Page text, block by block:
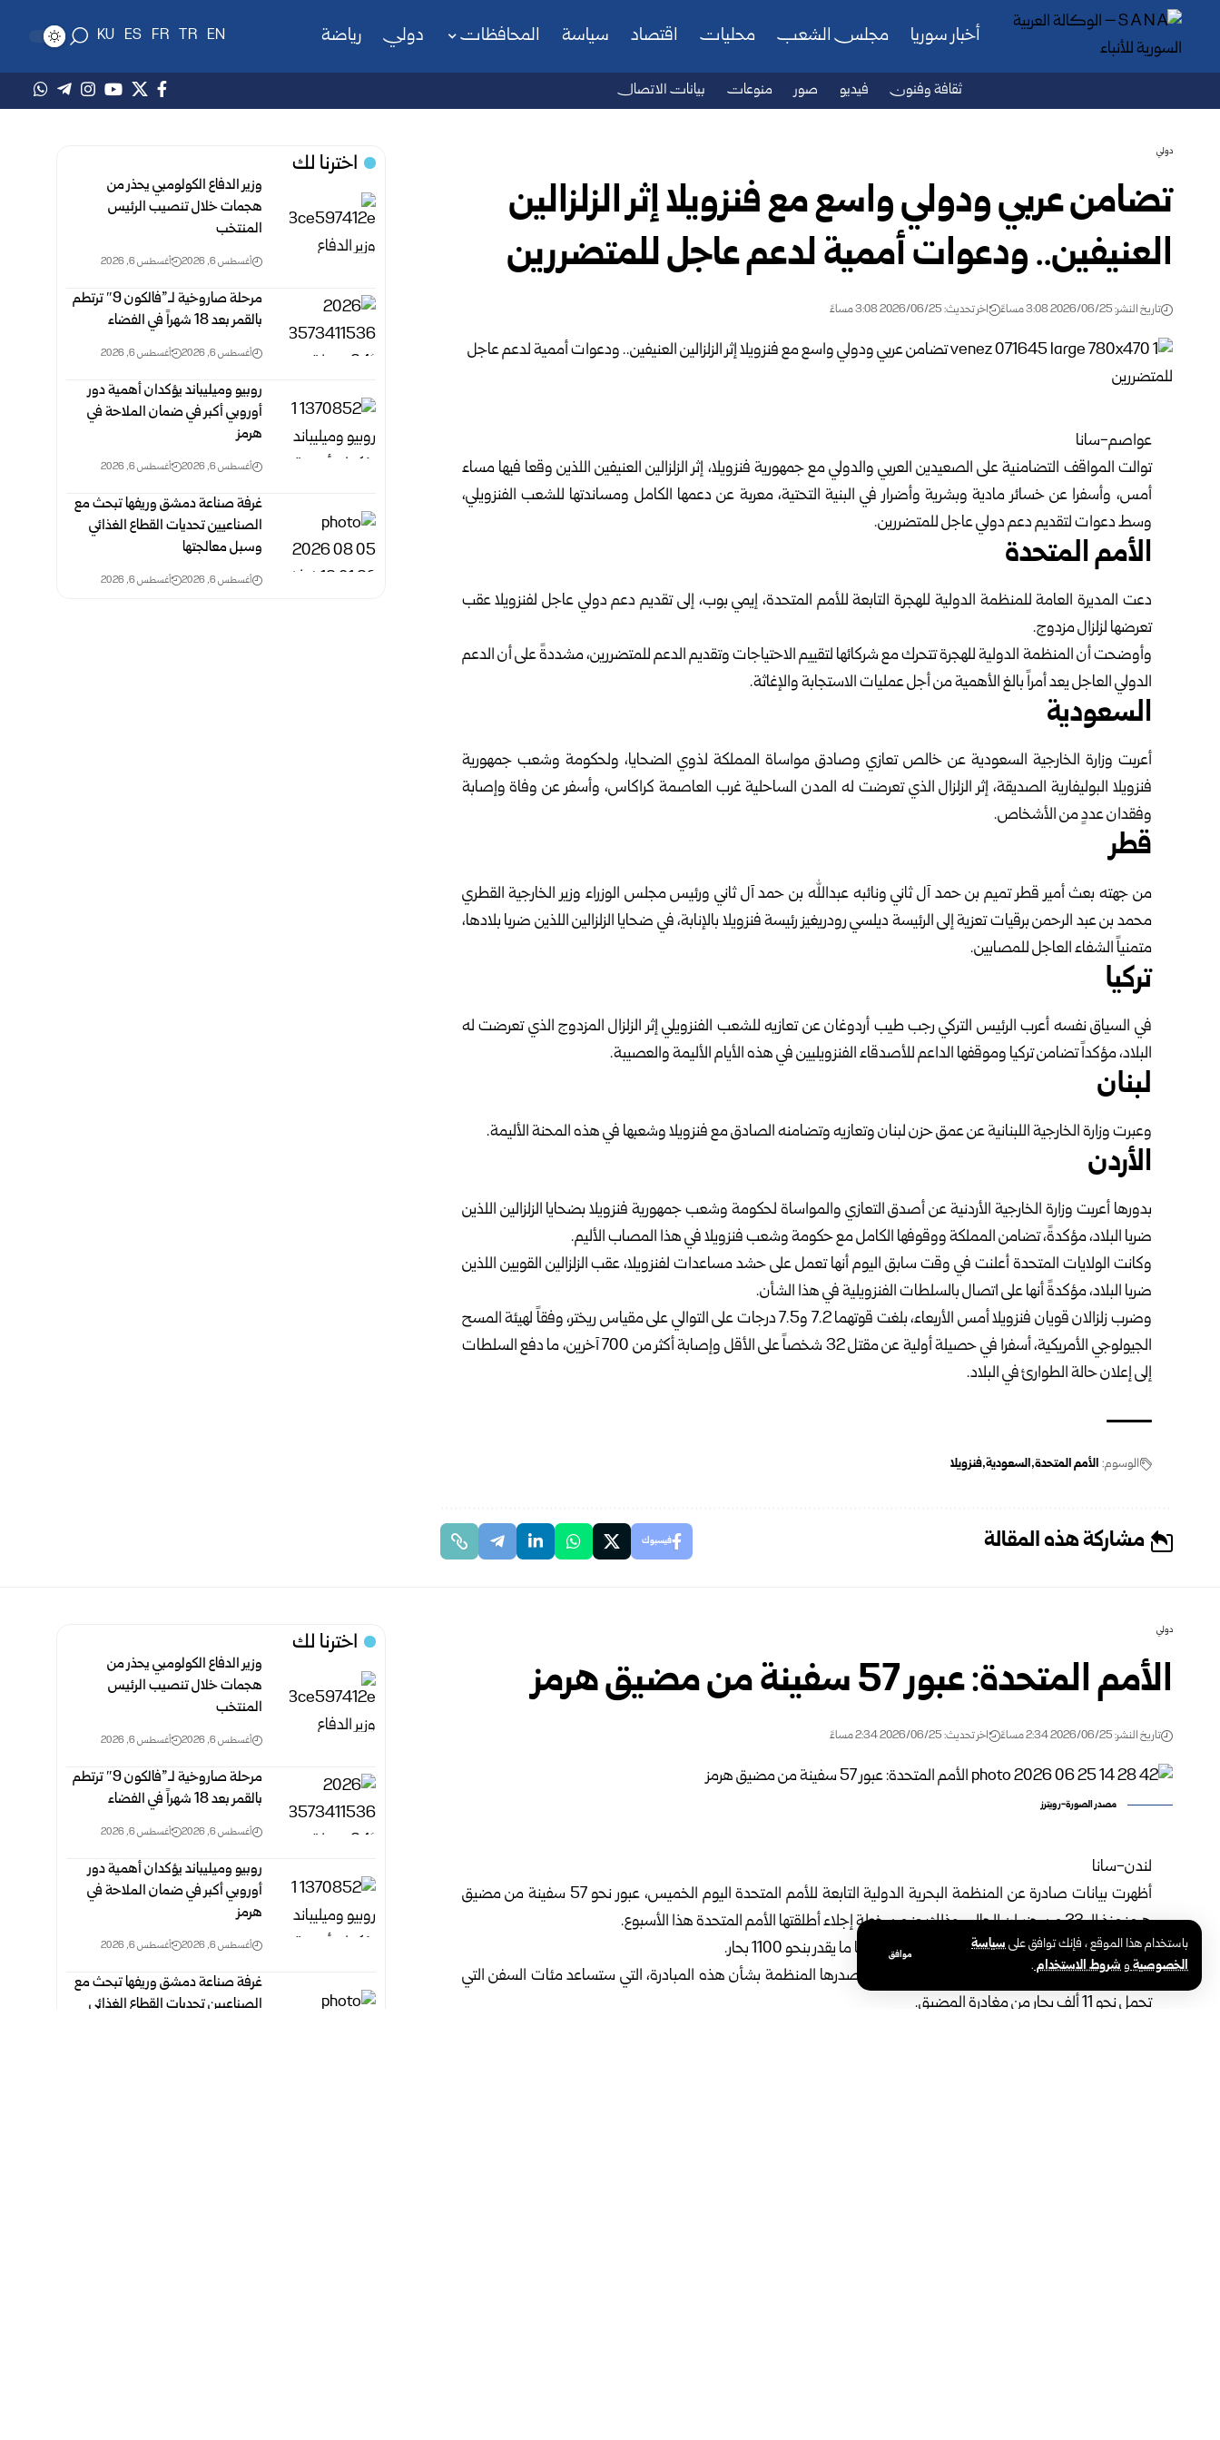
باستخدام هذا الموقع ، فإنك توافق علىسياسة
الخصوصيةوشروط الاستخدام.
موافق
أخبار سوريا مجلس الشعب محليات اقتصاد سياسة المحافظات دولي رياضة EN
TR
FR
ES
KU
ثقافة وفنون فيديو صور منوعات بيانات الاتصال
دولي
تضامن عربي ودولي واسع مع فنزويلا إثر الزلزالين
العنيفين.. ودعوات أممية لدعم عاجل للمتضررين
تاريخ النشر: 2026/06/25 3:08 مساءً اخر تحديث: 2026/06/25 3:08 مساءً
عواصم-سانا
توالت المواقف التضامنية على الصعيدين العربي والدولي مع جمهورية فنزويلا، إثر الزلزالين العنيفين اللذين وقعا فيها مساء
أمس، وأسفرا عن خسائر مادية وبشرية وأضرار في البنية التحتية، معربة عن دعمها الكامل ومساندتها للشعب الفنزويلي،
وسط دعوات لتقديم دعم دولي عاجل للمتضررين.
الأمم المتحدة
دعت المديرة العامة للمنظمة الدولية للهجرة التابعة للأمم المتحدة، إيمي بوب، إلى تقديم دعم دولي عاجل لفنزويلا عقب
تعرضها لزلزال مزدوج.
وأوضحت أن المنظمة الدولية للهجرة تتحرك مع شركائها لتقييم الاحتياجات وتقديم الدعم للمتضررين، مشددةً على أن الدعم
الدولي العاجل يعد أمراً بالغ الأهمية من أجل عمليات الاستجابة والإغاثة.
السعودية
أعربت وزارة الخارجية السعودية عن خالص تعازي وصادق مواساة المملكة لذوي الضحايا، ولحكومة وشعب جمهورية
فنزويلا البوليفارية الصديقة، إثر الزلزال الذي تعرضت له المدن الساحلية غرب العاصمة كراكاس، وأسفر عن وفاة وإصابة
وفقدان عددٍ من الأشخاص.
قطر
من جهته بعث أمير قطر تميم بن حمد آل ثاني ونائبه عبدالله بن حمد آل ثاني ورئيس مجلس الوزراء وزير الخارجية القطري
محمد بن عبد الرحمن برقيات تعزية إلى الرئيسة ديلسي رودريغيز رئيسة فنزويلا بالإنابة، في ضحايا الزلزالين اللذين ضربا بلادها،
متمنياً الشفاء العاجل للمصابين.
تركيا
في السياق نفسه أعرب الرئيس التركي رجب طيب أردوغان عن تعازيه للشعب الفنزويلي إثر الزلزال المزدوج الذي تعرضت له
البلاد، مؤكداً تضامن تركيا وموقفها الداعم للأصدقاء الفنزويليين في هذه الأيام الأليمة والعصيبة.
لبنان
وعبرت وزارة الخارجية اللبنانية عن عمق حزن لبنان وتعازيه وتضامنه الصادق مع فنزويلا وشعبها في هذه المحنة الأليمة.
الأردن
بدورها أعربت وزارة الخارجية الأردنية عن أصدق التعازي والمواساة لحكومة وشعب جمهورية فنزويلا بضحايا الزلزالين اللذين
ضربا البلاد، مؤكدةً، تضامن المملكة ووقوفها الكامل مع حكومة وشعب فنزويلا في هذا المصاب الأليم.
وكانت الولايات المتحدة أعلنت في وقت سابق اليوم أنها تعمل على حشد مساعدات لفنزويلا، عقب الزلزالين القويين اللذين
ضربا ‏البلاد، مؤكدةً أنها على اتصال بالسلطات الفنزويلية في هذا الشأن.
وضرب زلزالان قويان فنزويلا أمس الأربعاء، بلغت قوتهما 7.2 و7.5 درجات على التوالي على ‏مقياس ريختر، وفقاً لهيئة المسح
الجيولوجي الأمريكية، أسفرا في حصيلة أولية عن مقتل 32 شخصاً على الأقل وإصابة أكثر من 700 آخرين، ما دفع السلطات
إلى إعلان حالة ‏الطوارئ في البلاد.‏
الوسوم: الأمم المتحدة السعودية فنزويلا
مشاركة هذه المقالة فيسبوك
اخترنا لك
وزير الدفاع الكولومبي يحذر من
هجمات خلال تنصيب الرئيس
المنتخب
أغسطس 6, 2026 أغسطس 6, 2026
مرحلة صاروخية لـ”فالكون 9″ ترتطم
بالقمر بعد 18 شهراً في الفضاء
أغسطس 6, 2026 أغسطس 6, 2026
روبيو وميليباند يؤكدان أهمية دور
أوروبي أكبر في ضمان الملاحة في
هرمز
أغسطس 6, 2026 أغسطس 6, 2026
غرفة صناعة دمشق وريفها تبحث مع
الصناعيين تحديات القطاع الغذائي
وسبل معالجتها
أغسطس 6, 2026 أغسطس 6, 2026
دولي
الأمم المتحدة: عبور 57 سفينة من مضيق هرمز
تاريخ النشر: 2026/06/25 2:34 مساءً اخر تحديث: 2026/06/25 2:34 مساءً
مصدر الصورة-رويترز
لندن-سانا
أظهرت بيانات صادرة عن المنظمة البحرية الدولية التابعة للأمم المتحدة اليوم الخميس، عبور نحو 57 سفينة من
مضيق
هرمزمنذ الـ 23 من حزيران الحالي، وذلك ضمن خطة إجلاء أطلقتها الأمم المتحدة هذا الأسبوع.
وذكرت وكالة رويترز أن السفن العابرة تحمل على متنها ما يقدر بنحو 1100 بحار.
ولفتت الوكالة إلى أن هذه الأرقام هي الأولى التي تصدرها المنظمة بشأن هذه المبادرة، التي ستساعد مئات السفن التي
تحمل نحو 11 ألف بحار من مغادرة المضيق.
اخترنا لك
وزير الدفاع الكولومبي يحذر من
هجمات خلال تنصيب الرئيس
المنتخب
أغسطس 6, 2026 أغسطس 6, 2026
مرحلة صاروخية لـ”فالكون 9″ ترتطم
بالقمر بعد 18 شهراً في الفضاء
أغسطس 6, 2026 أغسطس 6, 2026
روبيو وميليباند يؤكدان أهمية دور
أوروبي أكبر في ضمان الملاحة في
هرمز
أغسطس 6, 2026 أغسطس 6, 2026
غرفة صناعة دمشق وريفها تبحث مع
الصناعيين تحديات القطاع الغذائي